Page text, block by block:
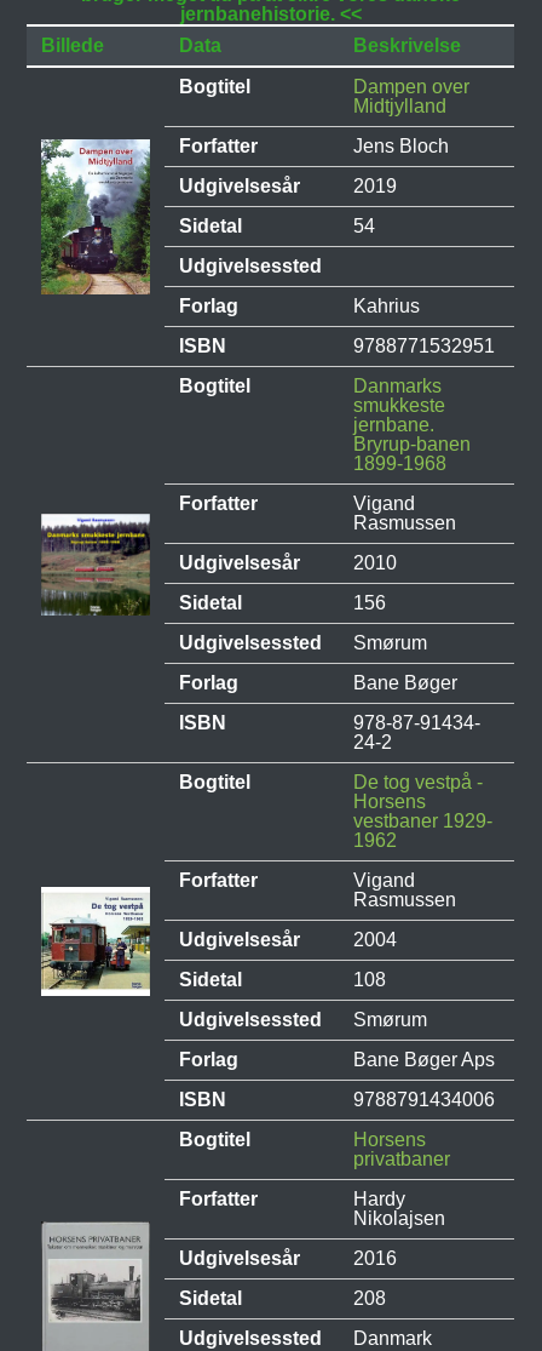
jernbanehistorie. <<
Billede
Data
Beskrivelse
Bogtitel
Dampen over
Midtjylland
Forfatter
Jens Bloch
Udgivelsesår
2019
Sidetal
54
Udgivelsessted
Forlag
Kahrius
ISBN
9788771532951
Bogtitel
Danmarks
smukkeste
jernbane.
Bryrup-banen
1899-1968
Forfatter
Vigand
Rasmussen
Udgivelsesår
2010
Sidetal
156
Udgivelsessted
Smørum
Forlag
Bane Bøger
ISBN
978-87-91434-
24-2
Bogtitel
De tog vestpå -
Horsens
vestbaner 1929-
1962
Forfatter
Vigand
Rasmussen
Udgivelsesår
2004
Sidetal
108
Udgivelsessted
Smørum
Forlag
Bane Bøger Aps
ISBN
9788791434006
Bogtitel
Horsens
privatbaner
Forfatter
Hardy
Nikolajsen
Udgivelsesår
2016
Sidetal
208
Udgivelsessted
Danmark